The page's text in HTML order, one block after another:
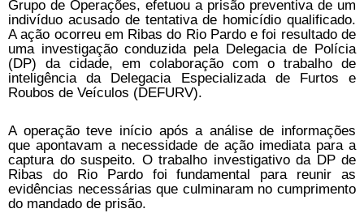
Grupo de Operações, efetuou a prisão preventiva de um
indivíduo acusado de tentativa de homicídio qualificado.
A ação ocorreu em Ribas do Rio Pardo e foi resultado de
uma investigação conduzida pela Delegacia de Polícia
(DP) da cidade, em colaboração com o trabalho de
inteligência da Delegacia Especializada de Furtos e
Roubos de Veículos (DEFURV).
A operação teve início após a análise de informações
que apontavam a necessidade de ação imediata para a
captura do suspeito. O trabalho investigativo da DP de
Ribas do Rio Pardo foi fundamental para reunir as
evidências necessárias que culminaram no cumprimento
do mandado de prisão.